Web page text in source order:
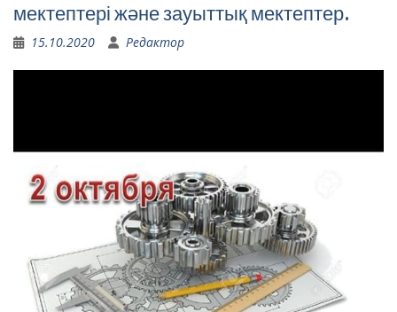
мектептері және зауыттық мектептер.
15.10.2020 Редактор